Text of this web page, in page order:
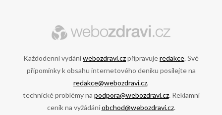
Každodenní vydáníwebozdravi.czpřipravujeredakce. Své
připomínky k obsahu internetového deníku posílejte na
redakce@webozdravi.cz,
technické problémy na podpora@webozdravi.cz. Reklamní
ceník na vyžádáníobchod@webozdravi.cz.